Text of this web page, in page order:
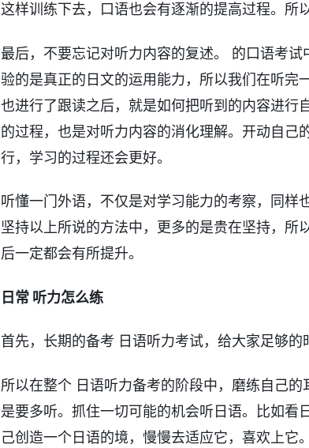
这样训练下去，口语也会有逐渐的提高过程。所
最后，不要忘记对听力内容的复述。 的口语考
验的是真正的日文的运用能力，所以我们在听完
也进行了跟读之后，就是如何把听到的内容进行
的过程，也是对听力内容的消化理解。开动自己
行，学习的过程还会更好。
听懂一门外语，不仅是对学习能力的考察，同样
坚持以上所说的方法中，更多的是贵在坚持，所
后一定都会有所提升。
日常 听力怎么练
首先，长期的备考 日语听力考试，给大家足够的
所以在整个 日语听力备考的阶段中，磨练自己
是要多听。抓住一切可能的机会听日语。比如看
己创造一个日语的境，慢慢去适应它，喜欢上它。